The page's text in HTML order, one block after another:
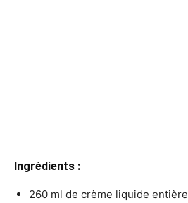
Ingrédients :
260 ml de crème liquide entière